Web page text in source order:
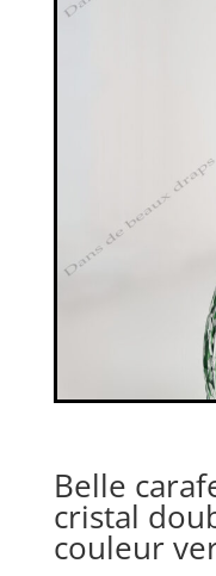
Belle
cristal
couleur